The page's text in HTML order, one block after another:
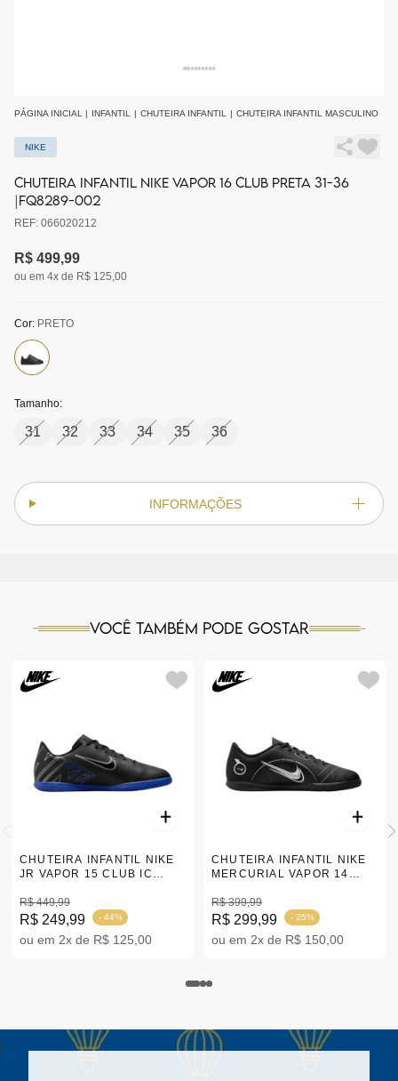
PÁGINA INICIAL | INFANTIL | CHUTEIRA INFANTIL | CHUTEIRA INFANTIL MASCULINO
NIKE
CHUTEIRA INFANTIL NIKE VAPOR 16 CLUB PRETA 31-36
|FQ8289-002
REF: 066020212
R$ 499,99
ou em 4x de R$ 125,00
Cor: PRETO
Tamanho:
31 32 33 34 35 36
INFORMAÇÕES
Você também pode gostar
CHUTEIRA INFANTIL NIKE
JR VAPOR 15 CLUB IC
R$ 449,99
R$ 249,99 - 44%
ou em 2x de R$ 125,00
CHUTEIRA INFANTIL NIKE
MERCURIAL VAPOR 14
R$ 399,99
R$ 299,99 - 25%
ou em 2x de R$ 150,00